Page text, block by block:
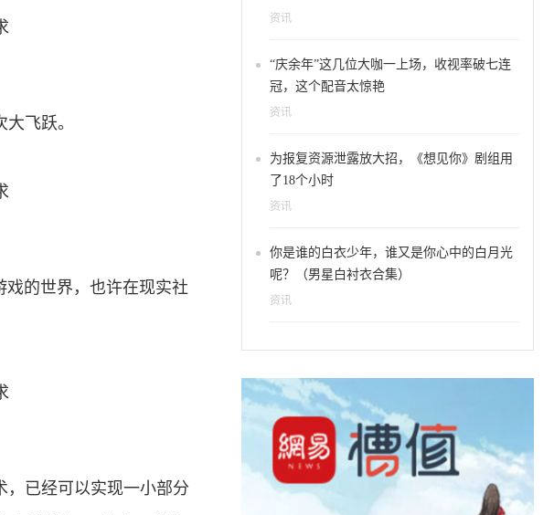
飞跃。
的世界，也许在现实社
已经可以实现一小部分
资讯
“庆余年”这几位大咖一上场，收视率破七连
冠，这个配音太惊艳
资讯
为报复资源泄露放大招，《想见你》剧组用
了18个小时
资讯
你是谁的白衣少年，谁又是你心中的白月光
呢？（男星白衬衣合集）
资讯